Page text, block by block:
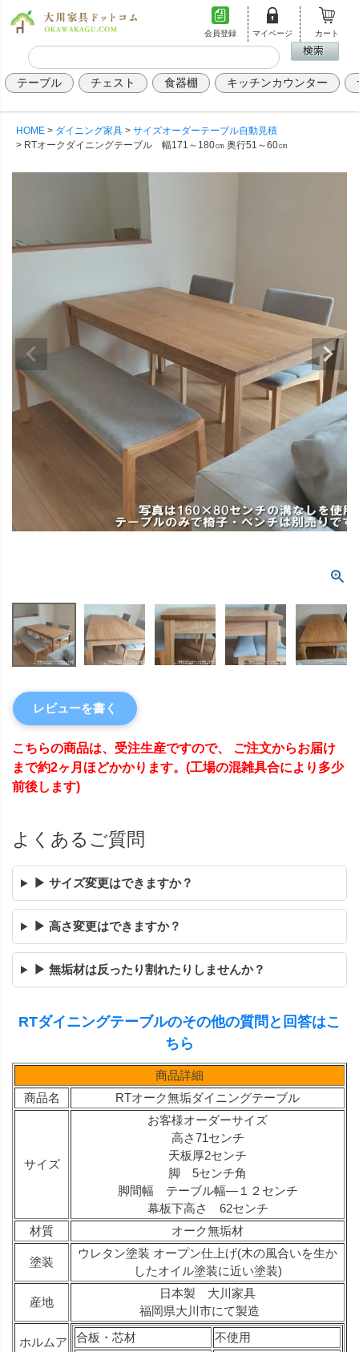
会員登録 マイページ カート
テーブル チェスト 食器棚 キッチンカウンター
HOME ダイニング家具
サイズオーダーテーブル自動見積
RTオークダイニングテーブル 幅171～180㎝ 奥行51～60㎝
レビューを書く
こちらの商品は、受注生産ですので、 ご注文からお届け
まで約2ヶ月ほどかかります。(工場の混雑具合により多少
前後します)
よくあるご質問
▶ サイズ変更はできますか？
▶ 高さ変更はできますか？
▶ 無垢材は反ったり割れたりしませんか？
RTダイニングテーブルのその他の質問と回答はこ
ちら
商品詳細
商品名
RTオーク無垢ダイニングテーブル
サイズ
お客様オーダーサイズ
高さ71センチ
天板厚2センチ
脚 5センチ角
脚間幅 テーブル幅—１２センチ
幕板下高さ 62センチ
材質
オーク無垢材
塗装
ウレタン塗装 オープン仕上げ(木の風合いを生か
したオイル塗装に近い塗装)
産地
日本製 大川家具
福岡県大川市にて製造
ホルムア
合板・芯材
不使用